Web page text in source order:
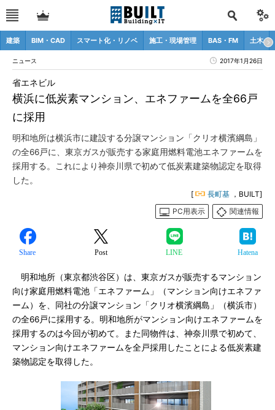
建築 BIM・CAD スマート化・リノベ 施工・現場管理 BAS・FM 土木
ニュース 2017年1月26日
横浜に低炭素マンション、エネファームを全66戸
に採用
省エネビル
明和地所は横浜市に建設する分譲マンション「クリオ横濱綱島」
の全66戸に、東京ガスが販売する家庭用燃料電池エネファームを
採用する。これにより神奈川県で初めて低炭素建築物認定を取得
した。
[ 長町基 ，BUILT]
PC用表示
関連情報
Share Post LINE Hatena
明和地所（東京都渋谷区）は、東京ガスが販売するマンション
向け家庭用燃料電池「エネファーム」（マンション向けエネファ
ーム）を、同社の分譲マンション「クリオ横濱綱島」（横浜市）
の全66戸に採用する。明和地所がマンション向けエネファームを
採用するのは今回が初めて。また同物件は、神奈川県で初めて、
マンション向けエネファームを全戸採用したことによる低炭素建
築物認定を取得した。